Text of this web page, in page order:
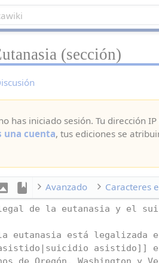
(sección)
has iniciado sesión. Tu dirección
una cuenta, tus ediciones se
Avanzado Caracteres